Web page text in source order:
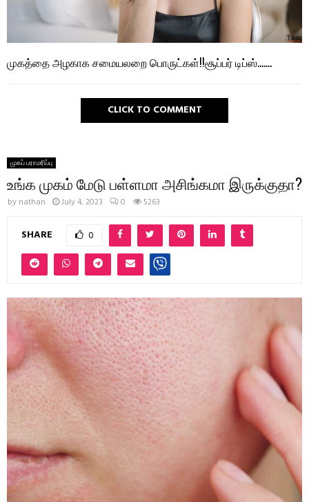
முகத்தை அழகாக சமையலறை பொருட்கள்!!சூப்பர் டிப்ஸ்…….
CLICK TO COMMENT
முகப் பராமரிப்பு
உங்க முகம் மேடு பள்ளமா அசிங்கமா இருக்குதா?
by nathan July 4, 2023 0 5263
SHARE 0